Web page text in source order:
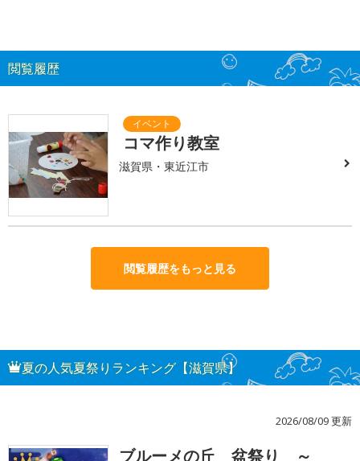
閲覧履歴
コマ作り教室
滋賀県・東近江市
閲覧履歴をもっと見る
夏の人気夏祭りランキング【滋賀県】
2026/08/09 更新
ブルーメの丘 盆祭り ～